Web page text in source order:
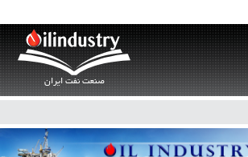
صنعت نفت ایران